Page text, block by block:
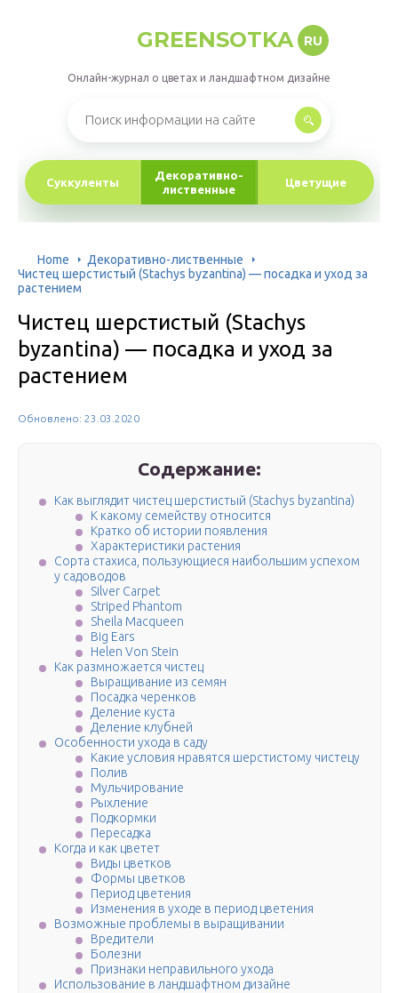
GREENSOTKA RU
Онлайн-журнал о цветах и ландшафтном дизайне
Суккуленты
Декоративно-
лиственные
Цветущие
Home
Декоративно-лиственные
Чистец шерстистый (Stachys byzantina) — посадка и уход за
растением
Чистец шерстистый (Stachys
byzantina) — посадка и уход за
растением
Обновлено: 23.03.2020
Содержание:
Как выглядит чистец шерстистый (Stachys byzantina)
К какому семейству относится
Кратко об истории появления
Характеристики растения
Сорта стахиса, пользующиеся наибольшим успехом
у садоводов
Silver Carpet
Striped Phantom
Sheila Macqueen
Big Ears
Helen Von Stein
Как размножается чистец
Выращивание из семян
Посадка черенков
Деление куста
Деление клубней
Особенности ухода в саду
Какие условия нравятся шерстистому чистецу
Полив
Мульчирование
Рыхление
Подкормки
Пересадка
Когда и как цветет
Виды цветков
Формы цветков
Период цветения
Изменения в уходе в период цветения
Возможные проблемы в выращивании
Вредители
Болезни
Признаки неправильного ухода
Использование в ландшафтном дизайне